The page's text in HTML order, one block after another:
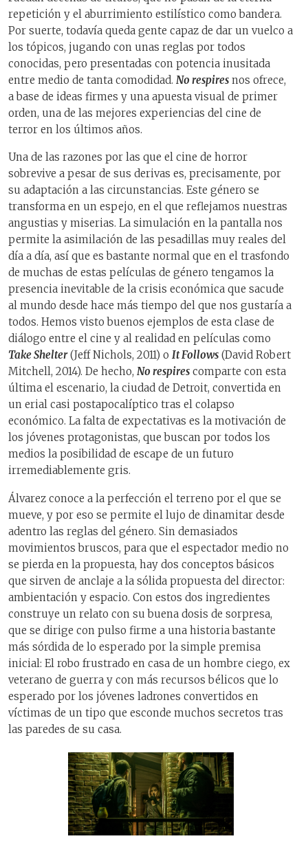
repetición y el aburrimiento estilístico como bandera.
Por suerte, todavía queda gente capaz de dar un vuelco a
los tópicos, jugando con unas reglas por todos
conocidas, pero presentadas con potencia inusitada
entre medio de tanta comodidad. No respires nos ofrece,
a base de ideas firmes y una apuesta visual de primer
orden, una de las mejores experiencias del cine de
terror en los últimos años.
Una de las razones por las que el cine de horror
sobrevive a pesar de sus derivas es, precisamente, por
su adaptación a las circunstancias. Este género se
transforma en un espejo, en el que reflejamos nuestras
angustias y miserias. La simulación en la pantalla nos
permite la asimilación de las pesadillas muy reales del
día a día, así que es bastante normal que en el trasfondo
de muchas de estas películas de género tengamos la
presencia inevitable de la crisis económica que sacude
al mundo desde hace más tiempo del que nos gustaría a
todos. Hemos visto buenos ejemplos de esta clase de
diálogo entre el cine y al realidad en películas como
Take Shelter(Jeff Nichols, 2011) o It Follows (David Robert
Mitchell, 2014). De hecho, No respires comparte con esta
última el escenario, la ciudad de Detroit, convertida en
un erial casi postapocalíptico tras el colapso
económico. La falta de expectativas es la motivación de
los jóvenes protagonistas, que buscan por todos los
medios la posibilidad de escape de un futuro
irremediablemente gris.
Álvarez conoce a la perfección el terreno por el que se
mueve, y por eso se permite el lujo de dinamitar desde
adentro las reglas del género. Sin demasiados
movimientos bruscos, para que el espectador medio no
se pierda en la propuesta, hay dos conceptos básicos
que sirven de anclaje a la sólida propuesta del director:
ambientación y espacio. Con estos dos ingredientes
construye un relato con su buena dosis de sorpresa,
que se dirige con pulso firme a una historia bastante
más sórdida de lo esperado por la simple premisa
inicial: El robo frustrado en casa de un hombre ciego, ex
veterano de guerra y con más recursos bélicos que lo
esperado por los jóvenes ladrones convertidos en
víctimas de un tipo que esconde muchos secretos tras
las paredes de su casa.